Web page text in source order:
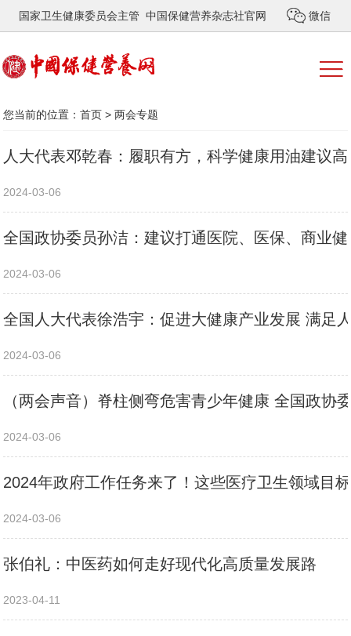
国家卫生健康委员会主管 中国保健营养杂志社官网 微信
您当前的位置：首页 >两会专题
人大代表邓乾春：履职有方，科学健康用油建议
2024-03-06
全国政协委员孙洁：建议打通医院、医保、商业
2024-03-06
全国人大代表徐浩宇：促进大健康产业发展 满足
2024-03-06
（两会声音）脊柱侧弯危害青少年健康 全国政协
2024-03-06
2024年政府工作任务来了！这些医疗卫生领域目
2024-03-06
张伯礼：中医药如何走好现代化高质量发展路
2023-04-11